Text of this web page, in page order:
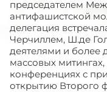
председателем
антифашистской
делегация
Черчиллем, Ш.де
деятелями и более
массовых
конференциях с
открытию Второго